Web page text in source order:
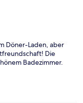
Döner-Laden, aber
Die
Badezimmer.